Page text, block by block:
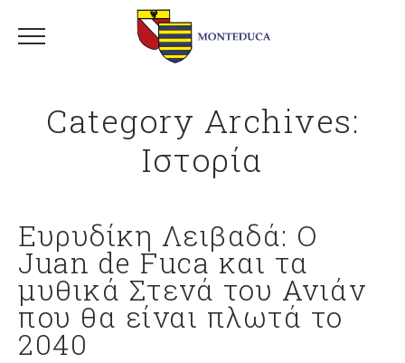
Category Archives:
Ιστορία
Ευρυδίκη Λειβαδά: Ο
Juan de Fuca και τα
μυθικά Στενά του Ανιάν
που θα είναι πλωτά το
2040